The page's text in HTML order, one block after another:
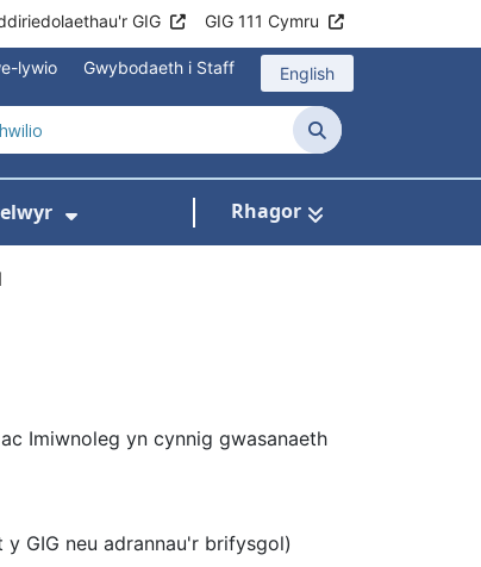
GIG GIG 111 Cymru
lywio Gwybodaeth i Staff English
Chwilio
Rhagor
Imiwnoleg yn cynnig gwasanaeth
GIG neu adrannau'r brifysgol)